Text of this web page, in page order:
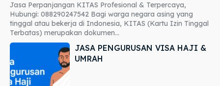
Jasa Perpanjangan KITAS Profesional & Terpercaya,
Hubungi: 088290247542 Bagi warga negara asing yang
tinggal atau bekerja di Indonesia, KITAS (Kartu Izin Tinggal
Terbatas) merupakan dokumen...
JASA PENGURUSAN VISA HAJI &
UMRAH